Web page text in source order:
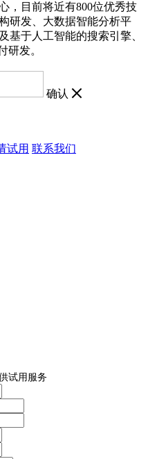
，目前将近有800位优秀技
研发、大数据智能分析平
基于人工智能的搜索引擎、
研发。
确认
试用 联系我们
试用服务